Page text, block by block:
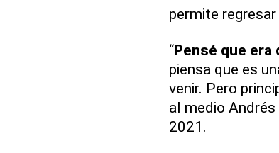
permite
“Pensé que
piensa que es
venir. Pero
al medio Andrés
2021.